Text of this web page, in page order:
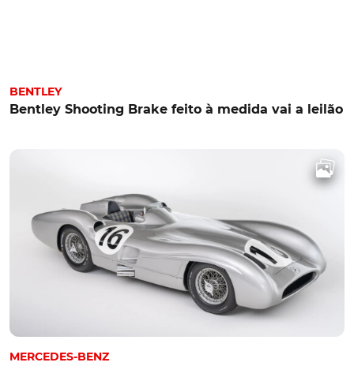
BENTLEY
Bentley Shooting Brake feito à medida vai a leilão
MERCEDES-BENZ